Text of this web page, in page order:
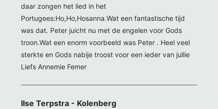
daar zongen het lied in het
Portugees:Ho,Ho,Hosanna.Wat een fantastische tijd
was dat. Peter juicht nu met de engelen voor Gods
troon.Wat een enorm voorbeeld was Peter . Heel veel
sterkte en Gods nabije troost voor een ieder van jullie
Liefs Annemie Femer
Ilse Terpstra - Kolenberg